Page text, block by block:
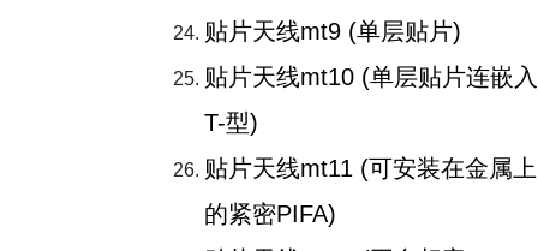
贴片天线mt9 (单层贴片)
贴片天线mt10 (单层贴片连嵌入
T-型)
贴片天线mt11 (可安装在金属上
的紧密PIFA)